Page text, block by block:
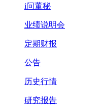
i问董秘
业绩说明会
定期财报
公告
历史行情
研究报告